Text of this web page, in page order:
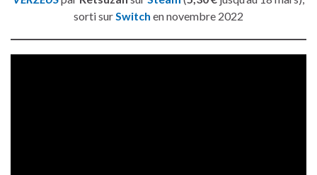
sorti sur Switch en novembre 2022